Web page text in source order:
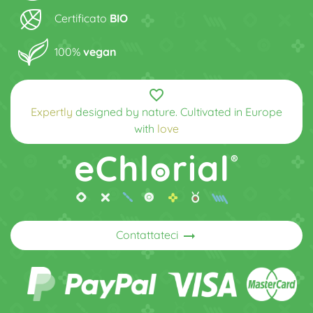
Certificato BIO
100% vegan
favorite_border
Expertly designed by nature. Cultivated in Europe
with love
Contattateci arrow_right_alt